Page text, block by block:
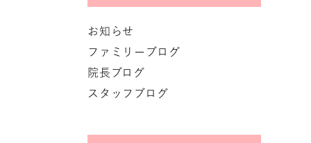
お知らせ
ファミリーブログ
院長ブログ
スタッフブログ